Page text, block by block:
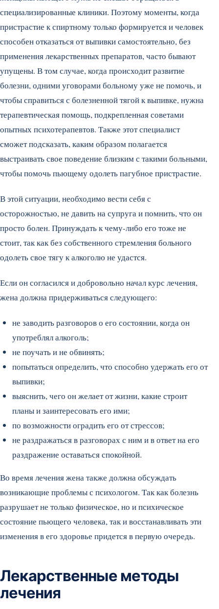
специализированные клиники. Поэтому моменты, когда
пристрастие к спиртному только формируется и человек
способен отказаться от выпивки самостоятельно, без
применения лекарственных препаратов, часто бывают
упущены. В том случае, когда происходит развитие
болезни, одними уговорами больному уже не помочь, и
чтобы справиться с болезненной тягой к выпивке, нужна
терапевтическая помощь, подкрепленная советами
опытных психотерапевтов. Также этот специалист
сможет подсказать, каким образом полагается
выстраивать свое поведение близким с такими больными,
чтобы помочь пьющему одолеть пагубное пристрастие.
В этой ситуации, необходимо вести себя с
осторожностью, не давить на супруга и помнить, что он
просто болен. Принуждать к чему-либо его тоже не
стоит, так как без собственного стремления больного
одолеть свое тягу к алкоголю не удастся.
Если он согласился и добровольно начал курс лечения,
жена должна придерживаться следующего:
не заводить разговоров о его состоянии, когда он
употреблял алкоголь;
не поучать и не обвинять;
попытаться определить, что способно удержать его от
выпивки;
выяснить, чего он желает от жизни, какие строит
планы и заинтересовать его ими;
по возможности оградить его от стрессов;
не раздражаться в разговорах с ним и в ответ на его
раздражение оставаться спокойной.
Во время лечения жена также должна обсуждать
возникающие проблемы с психологом. Так как болезнь
разрушает не только физическое, но и психическое
состояние пьющего человека, так и восстанавливать эти
изменения в его здоровье придется в первую очередь.
Лекарственные методы
лечения